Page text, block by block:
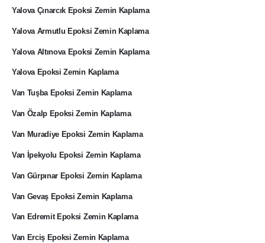
Yalova Çınarcık Epoksi Zemin Kaplama
Yalova Armutlu Epoksi Zemin Kaplama
Yalova Altınova Epoksi Zemin Kaplama
Yalova Epoksi Zemin Kaplama
Van Tuşba Epoksi Zemin Kaplama
Van Özalp Epoksi Zemin Kaplama
Van Muradiye Epoksi Zemin Kaplama
Van İpekyolu Epoksi Zemin Kaplama
Van Gürpınar Epoksi Zemin Kaplama
Van Gevaş Epoksi Zemin Kaplama
Van Edremit Epoksi Zemin Kaplama
Van Erciş Epoksi Zemin Kaplama